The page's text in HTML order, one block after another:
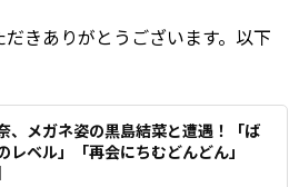
きありがとうございます。以下
、メガネ姿の黒島結菜と遭遇！「ば
レベル」「再会にちむどんどん」